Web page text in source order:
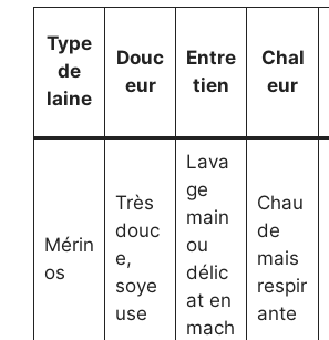
Type
de
laine
Douc
eur
Entre
tien
Chal
eur
Mérin
os
Très
douc
e,
soye
use
Lava
ge
main
ou
délic
at en
mach
Chau
de
mais
respir
ante